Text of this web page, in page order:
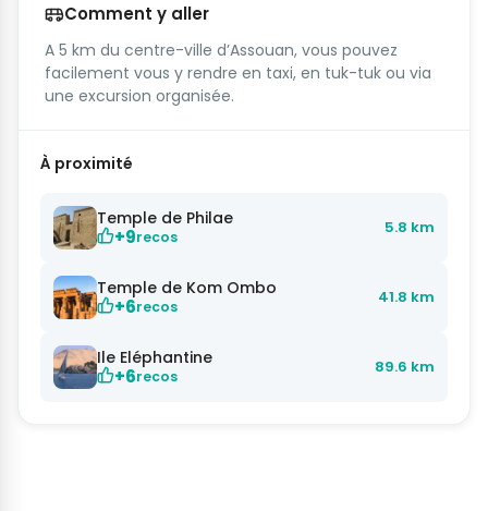
Comment y aller
A 5 km du centre-ville d’Assouan, vous pouvez
facilement vous y rendre en taxi, en tuk-tuk ou via
une excursion organisée.
À proximité
Temple de Philae
+9recos 5.8 km
Temple de Kom Ombo
+6recos 41.8 km
Ile Eléphantine
+6recos 89.6 km